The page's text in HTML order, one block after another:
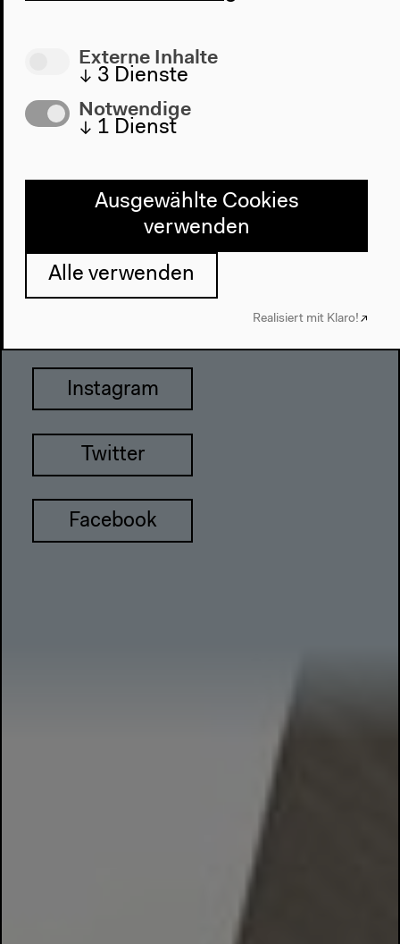
Impressum
Haus der Kulturen der Welt
Tel + 49 30 397 87 0
info@hkw.de
Instagram
Twitter
Facebook
Externe Inhalte
↓ 3 Dienste
Notwendige
↓ 1 Dienst
Ausgewählte Cookies
verwenden
Alle verwenden
Realisiert mit Klaro!